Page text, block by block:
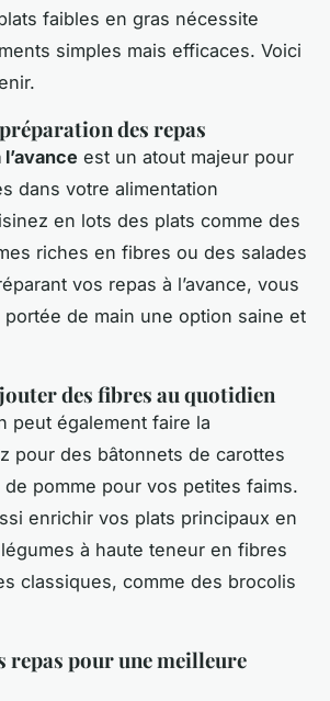
faibles en gras nécessite
simples mais efficaces. Voici
des repas
est un atout majeur pour
dans votre alimentation
en lots des plats comme des
riches en fibres ou des salades
vos repas à l’avance, vous
de main une option saine et
des fibres au quotidien
peut également faire la
pour des bâtonnets de carottes
pomme pour vos petites faims.
enrichir vos plats principaux en
à haute teneur en fibres
classiques, comme des brocolis
repas pour une meilleure